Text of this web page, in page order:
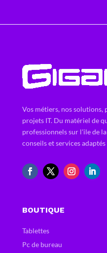
Vos métiers, nos solutions,
projets IT. Du matériel de
professionnels sur l'ile de
conseils et services adaptés
BOUTIQUE
Tablettes
Pc de bureau